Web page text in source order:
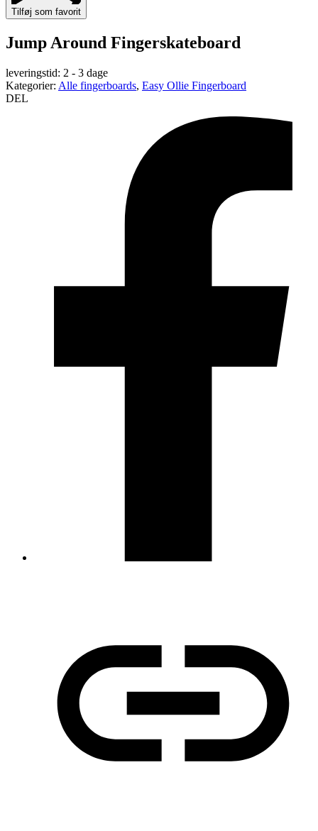
Tilføj som favorit
Jump Around Fingerskateboard
leveringstid: 2 - 3 dage
Kategorier: Alle fingerboards, Easy Ollie Fingerboard
DEL